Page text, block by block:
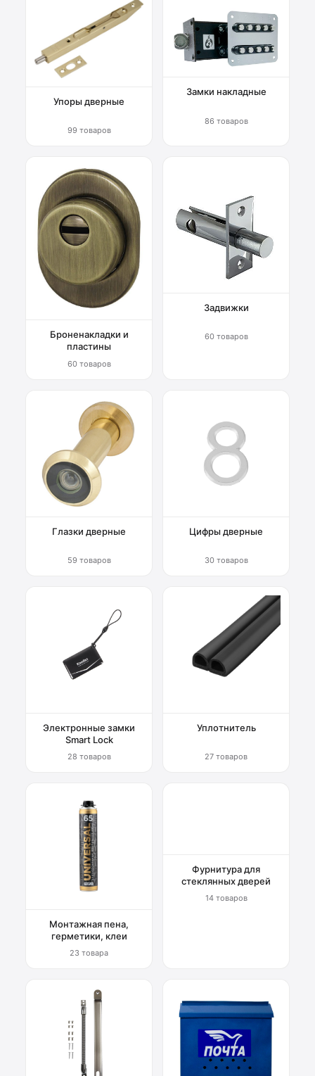
Упоры дверные
99 товаров
Замки накладные
86 товаров
Броненакладки и
пластины
60 товаров
Задвижки
60 товаров
Глазки дверные
59 товаров
Цифры дверные
30 товаров
Электронные замки
Smart Lock
28 товаров
Уплотнитель
27 товаров
Монтажная пена,
герметики, клеи
23 товара
Фурнитура для
стеклянных дверей
14 товаров